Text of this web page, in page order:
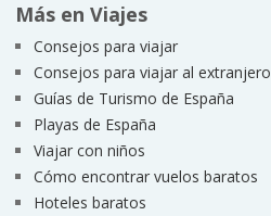
Más en Viajes
Consejos para viajar
Consejos para viajar al extranjero
Guías de Turismo de España
Playas de España
Viajar con niños
Cómo encontrar vuelos baratos
Hoteles baratos